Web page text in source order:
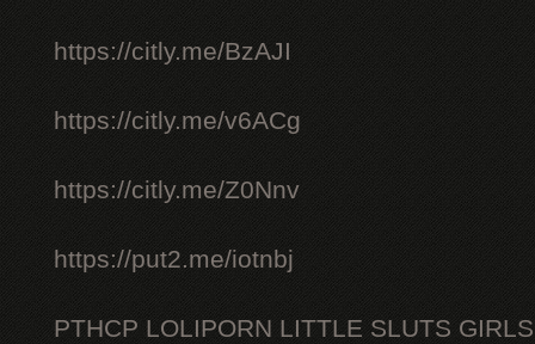
https://citly.me/BzAJI
https://citly.me/v6ACg
https://citly.me/Z0Nnv
https://put2.me/iotnbj
PTHCP LOLIPORN LITTLE SLUTS